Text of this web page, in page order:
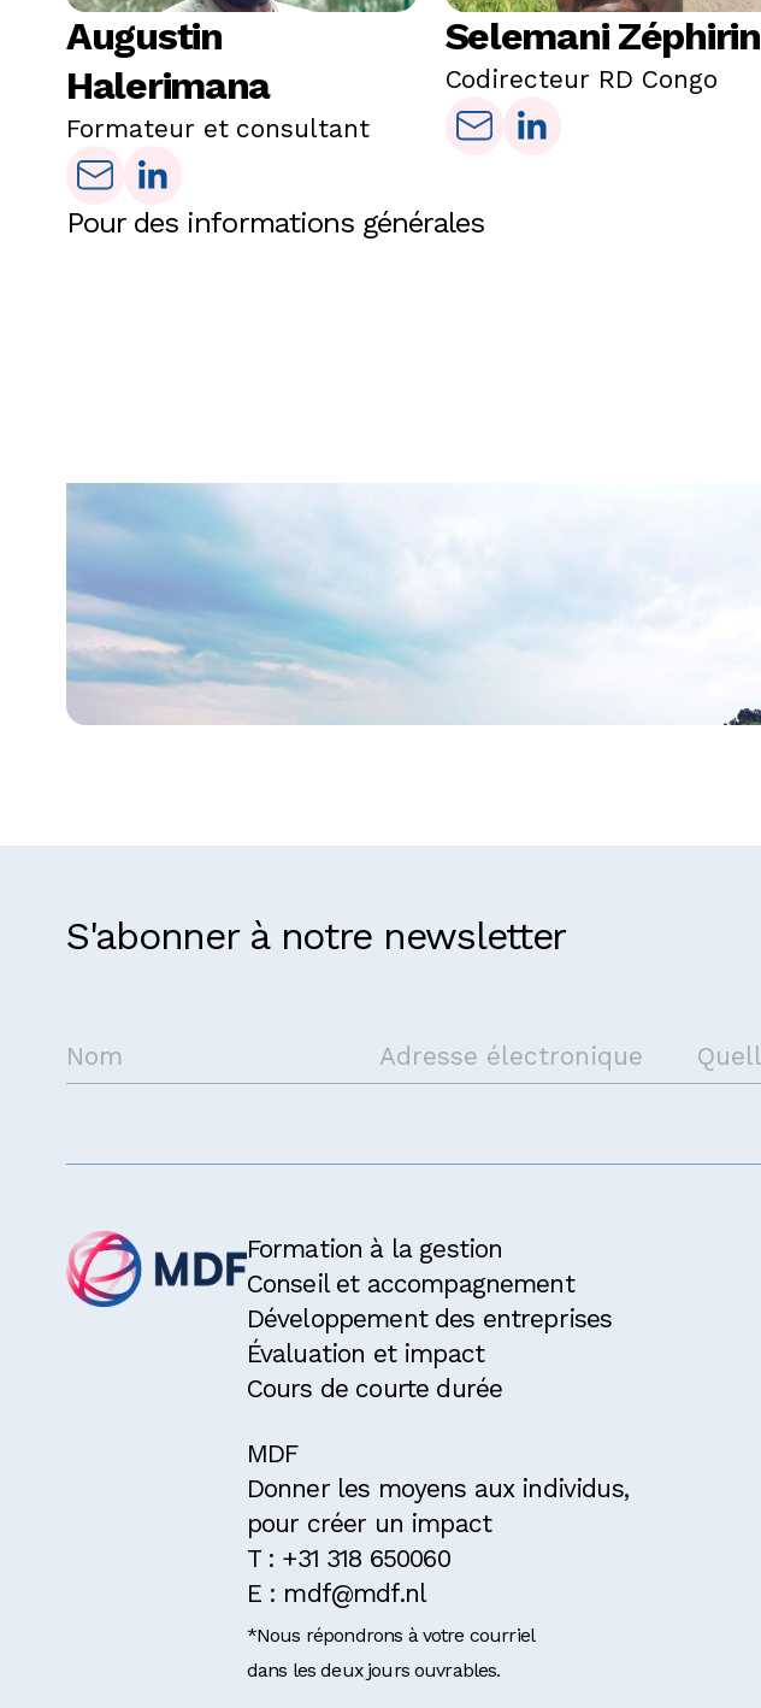
Augustin
Halerimana
Formateur et consultant
Selemani Zéphirin
Codirecteur RD Congo
Pour des informations générales
Prenez contact avec nous
S'abonner à notre newsletter
Formation à la gestion
Conseil et accompagnement
Développement des entreprises
Évaluation et impact
Cours de courte durée
MDF
Donner les moyens aux individus,
pour créer un impact
T : +31 318 650060
E : mdf@mdf.nl
*Nous répondrons à votre courriel
dans les deux jours ouvrables.